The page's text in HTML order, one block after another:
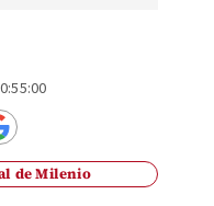
de Milenio